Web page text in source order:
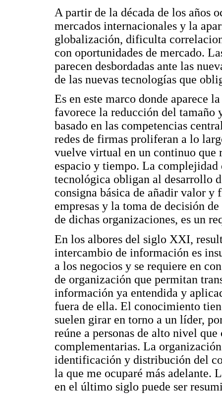
A partir de la década de los años
mercados internacionales y la
globalización, dificulta
con oportunidades de mercado.
parecen desbordadas ante las
de las nuevas tecnologías que
Es en este marco donde aparece
favorece la reducción del
basado en las competencias
redes de firmas proliferan a lo
vuelve virtual en un continuo que
espacio y tiempo. La
tecnológica obligan al desarrollo
consigna básica de añadir valor
empresas y la toma de decisión
de dichas organizaciones, es un
En los albores del siglo XXI,
intercambio de información es
a los negocios y se requiere en
de organización que permitan
información ya entendida y
fuera de ella. El conocimiento
suelen girar en torno a un líder,
reúne a personas de alto nivel
complementarias. La
identificación y distribución del
la que me ocuparé más adelante.
en el último siglo puede ser